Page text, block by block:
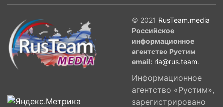
© 2021 RusTeam.media
Российское
информационное
агентство Рустим
email: ria@rus.team.
Информационное
агентство «Рустим»,
зарегистрировано